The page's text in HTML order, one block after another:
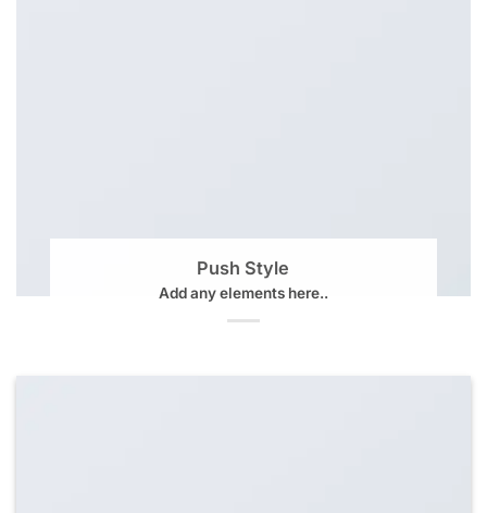
Push Style
Add any elements here..